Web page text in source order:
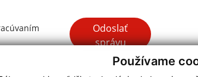
Používame
Google reCaptcha Response
Odoslať
správu